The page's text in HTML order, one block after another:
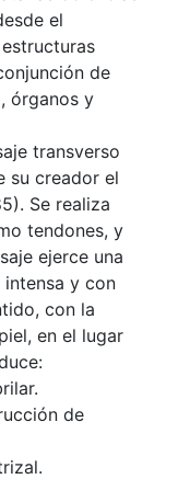
el
de
órganos y
transverso
su creador el
Se realiza
tendones, y
ejerce una
y con
con la
en el lugar
de